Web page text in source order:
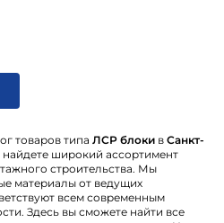
товаров типа ЛСР блоки в Санкт-
найдете широкий ассортимент
строительства. Мы
материалы от ведущих
всем современным
Здесь вы сможете найти все